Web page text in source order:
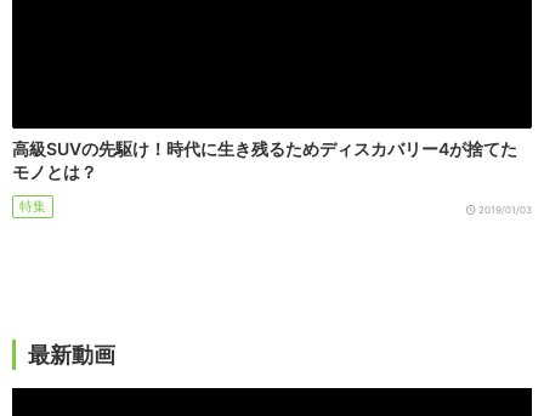
高級SUVの先駆け！時代に生き残るためディスカバリー4が捨てた
モノとは？
特集 2019/01/03
最新動画